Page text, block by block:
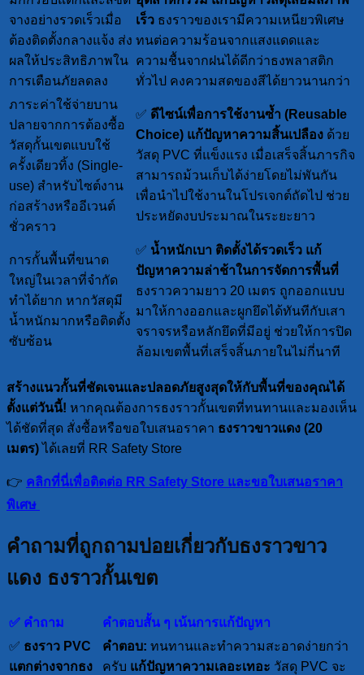
จางอย่างรวดเร็วเมื่อ
ต้องติดตั้งกลางแจ้ง ส่ง
ผลให้ประสิทธิภาพใน
การเตือนภัยลดลง
เร็ว ธงราวของเรามีความเหนียวพิเศษ
ทนต่อความร้อนจากแสงแดดและ
ความชื้นจากฝนได้ดีกว่าธงพลาสติก
ทั่วไป คงความสดของสีได้ยาวนานกว่า
ภาระค่าใช้จ่ายบาน
ปลายจากการต้องซื้อ
วัสดุกั้นเขตแบบใช้
ครั้งเดียวทิ้ง (Single-
use) สำหรับไซต์งาน
ก่อสร้างหรืออีเวนต์
ชั่วคราว
✅ ดีไซน์เพื่อการใช้งานซ้ำ (Reusable
Choice) แก้ปัญหาความสิ้นเปลือง ด้วย
วัสดุ PVC ที่แข็งแรง เมื่อเสร็จสิ้นภารกิจ
สามารถม้วนเก็บได้ง่ายโดยไม่พันกัน
เพื่อนำไปใช้งานในโปรเจกต์ถัดไป ช่วย
ประหยัดงบประมาณในระยะยาว
การกั้นพื้นที่ขนาด
ใหญ่ในเวลาที่จำกัด
ทำได้ยาก หากวัสดุมี
น้ำหนักมากหรือติดตั้ง
ซับซ้อน
✅ น้ำหนักเบา ติดตั้งได้รวดเร็ว แก้
ปัญหาความล่าช้าในการจัดการพื้นที่
ธงราวความยาว 20 เมตร ถูกออกแบบ
มาให้กางออกและผูกยึดได้ทันทีกับเสา
จราจรหรือหลักยึดที่มีอยู่ ช่วยให้การปิด
ล้อมเขตพื้นที่เสร็จสิ้นภายในไม่กี่นาที
สร้างแนวกั้นที่ชัดเจนและปลอดภัยสูงสุดให้กับพื้นที่ของคุณได้
ตั้งแต่วันนี้! หากคุณต้องการธงราวกั้นเขตที่ทนทานและมองเห็น
ได้ชัดที่สุด สั่งซื้อหรือขอใบเสนอราคา ธงราวขาวแดง (20
เมตร)ได้เลยที่ RR Safety Store
👉 คลิกที่นี่เพื่อติดต่อ RR Safety Store และขอใบเสนอราคา
พิเศษ
คำถามที่ถูกถามบ่อยเกี่ยวกับธงราวขาว
แดง ธงราวกั้นเขต
✅ คำถาม
คำตอบสั้น ๆ เน้นการแก้ปัญหา
✅ ธงราว PVC
แตกต่างจากธง
คำตอบ: ทนทานและทำความสะอาดง่ายกว่า
ครับ แก้ปัญหาความเลอะเทอะ วัสดุ PVC จะ